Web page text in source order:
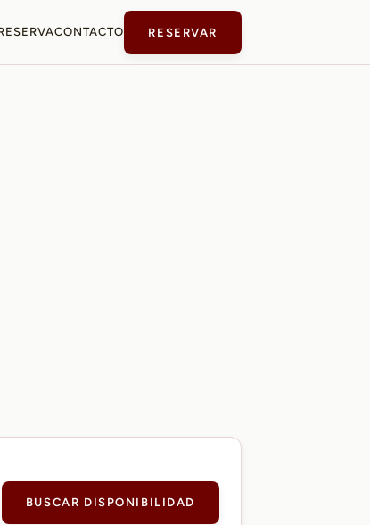
CONTACTO RESERVAR
BUSCAR DISPONIBILIDAD